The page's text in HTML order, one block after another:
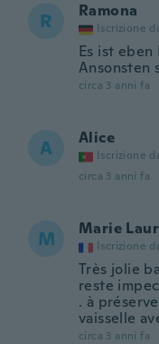
R Ramona
Iscrizione
Es ist
Ansonsten
circa 3 anni fa
A Alice
Iscrizione
circa 3 anni fa
M Marie
Iscrizione
Très jolie
reste
. à
vaisselle
circa 3 anni fa